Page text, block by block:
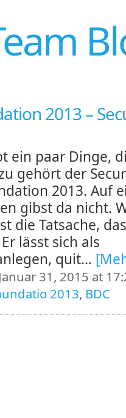
2013 –
ein paar Dinge,
gehört der
2013. Auf
gibst da nicht.
die Tatsache,
lässt sich als
quit...
31, 2015 at
2013, BDC